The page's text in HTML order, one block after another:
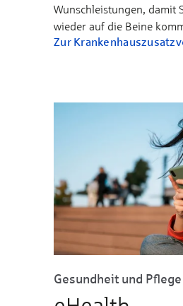
Wunschleistungen, damit
wieder auf die Beine
Zur
Gesundheit und Pflege